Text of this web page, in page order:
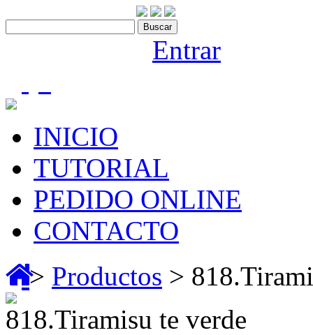
Entrar
INICIO
TUTORIAL
PEDIDO ONLINE
CONTACTO
> Productos >
818.Tiramisu te verde